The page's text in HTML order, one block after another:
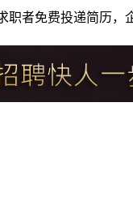
者免费投递简历